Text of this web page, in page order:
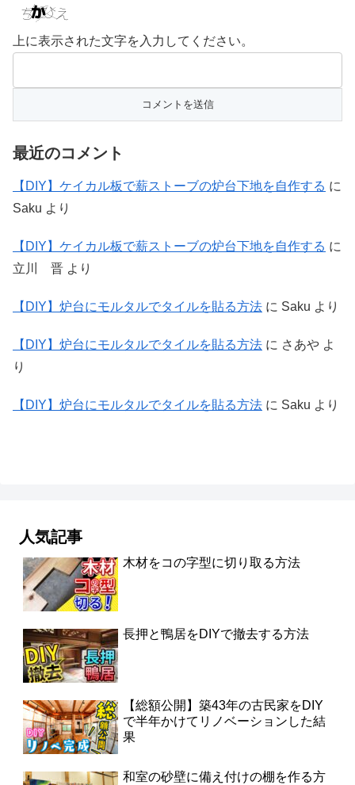
上に表示された文字を入力してください。
最近のコメント
【DIY】ケイカル板で薪ストーブの炉台下地を自作する に
Saku より
【DIY】ケイカル板で薪ストーブの炉台下地を自作する に
立川 晋 より
【DIY】炉台にモルタルでタイルを貼る方法 に Saku より
【DIY】炉台にモルタルでタイルを貼る方法 に さあや よ
り
【DIY】炉台にモルタルでタイルを貼る方法 に Saku より
人気記事
木材をコの字型に切り取る方法
長押と鴨居をDIYで撤去する方法
【総額公開】築43年の古民家をDIY
で半年かけてリノベーションした結
果
和室の砂壁に備え付けの棚を作る方